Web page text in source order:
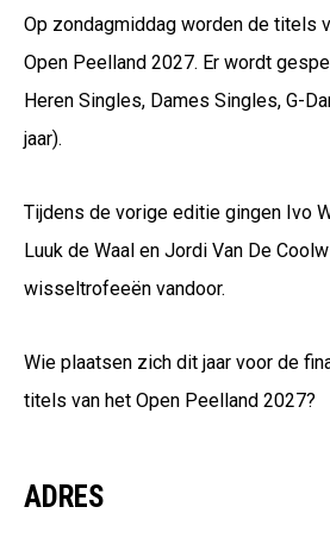
Op zondagmiddag worden de titels
Open Peelland 2027. Er wordt
Heren Singles, Dames Singles, G-
jaar).
Tijdens de vorige editie gingen Ivo
Luuk de Waal en Jordi Van De
wisseltrofeeën vandoor.
Wie plaatsen zich dit jaar voor de
titels van het Open Peelland 2027?
ADRES